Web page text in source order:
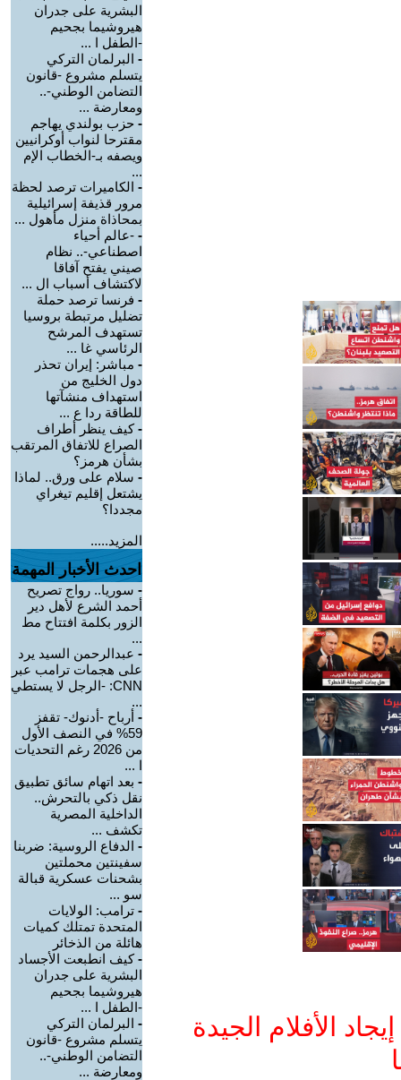
الأفلام الجيدة
البشرية على جدران
هيروشيما بجحيم
-الطفل ا ...
- البرلمان التركي
يتسلم مشروع -قانون
التضامن الوطني-..
ومعارضة ...
- حزب بولندي يهاجم
مقترحا لنواب أوكرانيين
ويصفه بـ-الخطاب الإم
...
- الكاميرات ترصد لحظة
مرور قذيفة إسرائيلية
بمحاذاة منزل مأهول ...
- -عالم أحياء
اصطناعي-.. نظام
صيني يفتح آفاقا
لاكتشاف أسباب ال ...
- فرنسا ترصد حملة
تضليل مرتبطة بروسيا
تستهدف المرشح
الرئاسي غا ...
- مباشر: إيران تحذر
دول الخليج من
استهداف منشآتها
للطاقة ردا ع ...
-كيف ينظر أطراف
الصراع للاتفاق المرتقب
بشأن هرمز؟
- سلام على ورق.. لماذا
يشتعل إقليم تيغراي
مجددا؟
المزيد.....
احدث الأخبار المهمة
- سوريا.. رواج تصريح
أحمد الشرع لأهل دير
الزور بكلمة افتتاح مط
...
- عبدالرحمن السيد يرد
على هجمات ترامب عبر
CNN: -الرجل لا يستطي
...
- أرباح -أدنوك- تقفز
59% في النصف الأول
من 2026 رغم التحديات
ا ...
- بعد اتهام سائق تطبيق
نقل ذكي بالتحرش..
الداخلية المصرية
تكشف ...
- الدفاع الروسية: ضربنا
سفينتين محملتين
بشحنات عسكرية قبالة
سو ...
- ترامب: الولايات
المتحدة تمتلك كميات
هائلة من الذخائر
-كيف انطبعت الأجساد
البشرية على جدران
هيروشيما بجحيم
-الطفل ا ...
- البرلمان التركي
يتسلم مشروع -قانون
التضامن الوطني-..
ومعارضة ...